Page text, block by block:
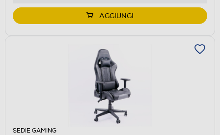
AGGIUNGI
SEDIE GAMING